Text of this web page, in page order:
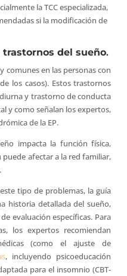
la TCC especializada,
si la modificación de
del sueño.
comunes en las personas con
los casos). Estos trastornos
y trastorno de conducta
y como señalan los expertos,
de la EP.
impacta la función física,
afectar a la red familiar,
tipo de problemas, la guía
historia detallada del sueño,
evaluación específicas. Para
los expertos recomiendan
(como el ajuste de
, incluyendo psicoeducación
para el insomnio (CBT-